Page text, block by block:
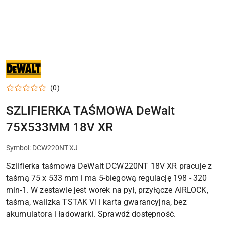
NARZĘDZIA
ELEKTRONARZĘDZIA
DEWALT
DO
DOMU
I
MONTAŻOWYCH
(0)
SZLIFIERKA TAŚMOWA DeWalt
75X533MM 18V XR
Symbol: DCW220NT-XJ
Szlifierka taśmowa DeWalt DCW220NT 18V XR pracuje z
taśmą 75 x 533 mm i ma 5-biegową regulację 198 - 320
min-1. W zestawie jest worek na pył, przyłącze AIRLOCK,
taśma, walizka TSTAK VI i karta gwarancyjna, bez
akumulatora i ładowarki. Sprawdź dostępność.